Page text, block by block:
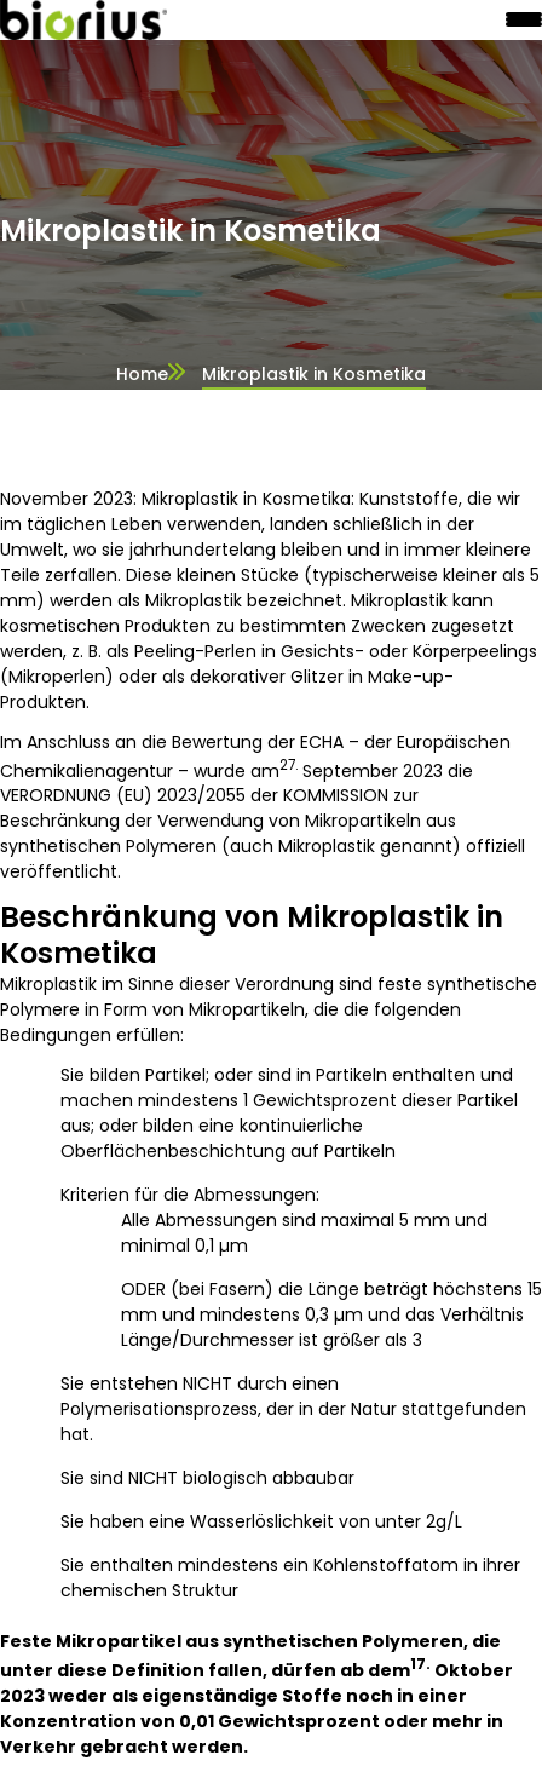
Mikroplastik in Kosmetika
Home Mikroplastik in Kosmetika
November 2023: Mikroplastik in Kosmetika: Kunststoffe, die wir
im täglichen Leben verwenden, landen schließlich in der
Umwelt, wo sie jahrhundertelang bleiben und in immer kleinere
Teile zerfallen. Diese kleinen Stücke (typischerweise kleiner als 5
mm) werden als Mikroplastik bezeichnet. Mikroplastik kann
kosmetischen Produkten zu bestimmten Zwecken zugesetzt
werden, z. B. als Peeling-Perlen in Gesichts- oder Körperpeelings
(Mikroperlen) oder als dekorativer Glitzer in Make-up-
Produkten.
Im Anschluss an die Bewertung der ECHA – der Europäischen
Chemikalienagentur – wurde am27. September 2023 die
VERORDNUNG (EU) 2023/2055 der KOMMISSION zur
Beschränkung der Verwendung von Mikropartikeln aus
synthetischen Polymeren (auch Mikroplastik genannt) offiziell
veröffentlicht.
Beschränkung von Mikroplastik in
Kosmetika
Mikroplastik im Sinne dieser Verordnung sind feste synthetische
Polymere in Form von Mikropartikeln, die die folgenden
Bedingungen erfüllen:
Sie bilden Partikel; oder sind in Partikeln enthalten und
machen mindestens 1 Gewichtsprozent dieser Partikel
aus; oder bilden eine kontinuierliche
Oberflächenbeschichtung auf Partikeln
Kriterien für die Abmessungen:
Alle Abmessungen sind maximal 5 mm und
minimal 0,1 µm
ODER (bei Fasern) die Länge beträgt höchstens 15
mm und mindestens 0,3 µm und das Verhältnis
Länge/Durchmesser ist größer als 3
Sie entstehen NICHT durch einen
Polymerisationsprozess, der in der Natur stattgefunden
hat.
Sie sind NICHT biologisch abbaubar
Sie haben eine Wasserlöslichkeit von unter 2g/L
Sie enthalten mindestens ein Kohlenstoffatom in ihrer
chemischen Struktur
Feste Mikropartikel aus synthetischen Polymeren, die
unter diese Definition fallen, dürfen ab dem17. Oktober
2023 weder als eigenständige Stoffe noch in einer
Konzentration von 0,01 Gewichtsprozent oder mehr in
Verkehr gebracht werden.